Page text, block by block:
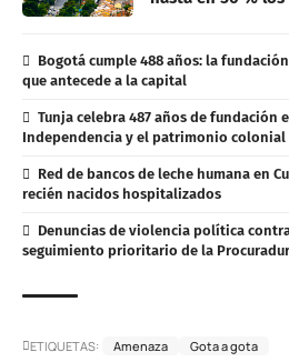
Bogotá cumple 488 años: la
que antecede a la capital
Tunja celebra 487 años de fundación
Independencia y el patrimonio colonial
Red de bancos de leche humana en
recién nacidos hospitalizados
Denuncias de violencia política
seguimiento prioritario de la
ETIQUETAS: Amenaza Gota a gota